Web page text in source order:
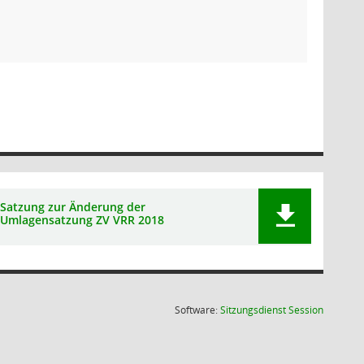
Satzung zur Änderung der
Umlagensatzung ZV VRR 2018
Software:SitzungsdienstSession(Wird in